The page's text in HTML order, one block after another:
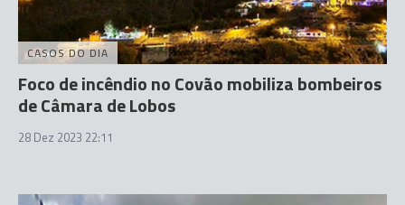
CASOS DO DIA
Foco de incêndio no Covão mobiliza bombeiros
de Câmara de Lobos
28 Dez 2023 22:11